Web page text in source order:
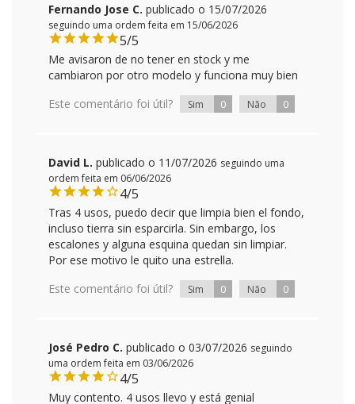
Fernando Jose C.publicado o 15/07/2026
seguindo uma ordem feita em 15/06/2026
5/5
Me avisaron de no tener en stock y me
cambiaron por otro modelo y funciona muy bien
Este comentário foi útil?
Sim 0 Não 0
David L.publicado o 11/07/2026 seguindo uma
ordem feita em 06/06/2026
4/5
Tras 4 usos, puedo decir que limpia bien el fondo,
incluso tierra sin esparcirla. Sin embargo, los
escalones y alguna esquina quedan sin limpiar.
Por ese motivo le quito una estrella.
Este comentário foi útil?
Sim 0 Não 0
José Pedro C.publicado o 03/07/2026 seguindo
uma ordem feita em 03/06/2026
4/5
Muy contento. 4 usos llevo y está genial